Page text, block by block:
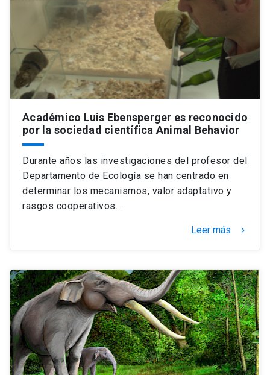
Académico Luis Ebensperger es reconocido
por la sociedad científica Animal Behavior
Durante años las investigaciones del profesor del
Departamento de Ecología se han centrado en
determinar los mecanismos, valor adaptativo y
rasgos cooperativos…
Leer más keyboard_arrow_right